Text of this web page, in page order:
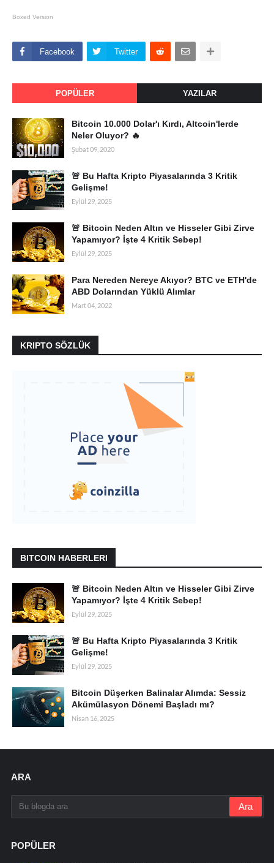
Boxed Version
Facebook Twitter
POPÜLER YAZILAR
Bitcoin 10.000 Dolar'ı Kırdı, Altcoin'lerde
Neler Oluyor? 🔥
Şubat 09, 2020
🚨 Bu Hafta Kripto Piyasalarında 3 Kritik
Gelişme!
Eylül 29, 2025
🚨 Bitcoin Neden Altın ve Hisseler Gibi Zirve
Yapamıyor? İşte 4 Kritik Sebep!
Eylül 29, 2025
Para Nereden Nereye Akıyor? BTC ve ETH'de
ABD Dolarından Yüklü Alımlar
Mart 04, 2022
KRIPTO SÖZLÜK
BITCOIN HABERLERI
🚨 Bitcoin Neden Altın ve Hisseler Gibi Zirve
Yapamıyor? İşte 4 Kritik Sebep!
Eylül 29, 2025
🚨 Bu Hafta Kripto Piyasalarında 3 Kritik
Gelişme!
Eylül 29, 2025
Bitcoin Düşerken Balinalar Alımda: Sessiz
Akümülasyon Dönemi Başladı mı?
Nisan 16, 2025
ARA
POPÜLER